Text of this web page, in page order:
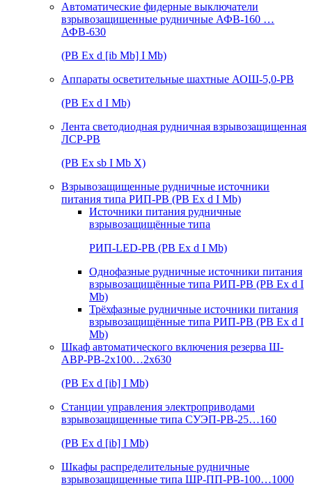
Автоматические фидерные выключатели
взрывозащищенные рудничные АФВ-160 …
АФВ-630
(РВ Ex d [ib Mb] I Mb)
Аппараты осветительные шахтные АОШ-5,0-РВ
(РВ Ex d I Mb)
Лента светодиодная рудничная взрывозащищенная
ЛСР-РВ
(РВ Ex sb I Mb Х)
Взрывозащищенные рудничные источники
питания типа РИП-РВ (РВ Ex d I Mb)
Источники питания рудничные
взрывозащищённые типа
РИП-LED-РВ (РВ Ex d I Mb)
Однофазные рудничные источники питания
взрывозащищённые типа РИП-РВ (РВ Ex d I
Mb)
Трёхфазные рудничные источники питания
взрывозащищённые типа РИП-РВ (РВ Ex d I
Mb)
Шкаф автоматического включения резерва Ш-
АВР-РВ-2х100…2х630
(РВ Ex d [ib] I Mb)
Станции управления электроприводами
взрывозащищенные типа СУЭП-РВ-25…160
(РВ Ex d [ib] I Mb)
Шкафы распределительные рудничные
взрывозащищенные типа ШР-ПП-РВ-100…1000